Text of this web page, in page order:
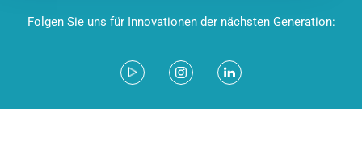
Folgen Sie uns für Innovationen der nächsten Generation: